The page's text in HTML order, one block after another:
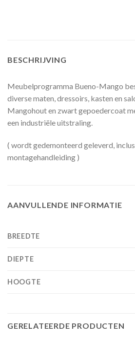
BESCHRIJVING
Meubelprogramma Bueno-Mango
diverse maten, dressoirs, kasten en
Mangohout en zwart gepoedercoat
een industriële uitstraling.
( wordt gedemonteerd geleverd,
montagehandleiding )
AANVULLENDE INFORMATIE
BREEDTE
DIEPTE
HOOGTE
GERELATEERDE PRODUCTEN